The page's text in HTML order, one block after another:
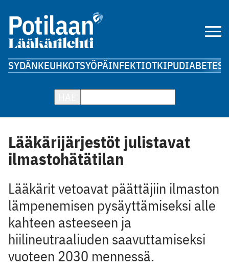
SYDÄNKEUHKOTSYÖPÄINFEKTIOTKIPUDIABETES
Lääkärijärjestöt julistavat
ilmastohätätilan
Lääkärit vetoavat päättäjiin ilmaston
lämpenemisen pysäyttämiseksi alle
kahteen asteeseen ja
hiilineutraaliuden saavuttamiseksi
vuoteen 2030 mennessä.